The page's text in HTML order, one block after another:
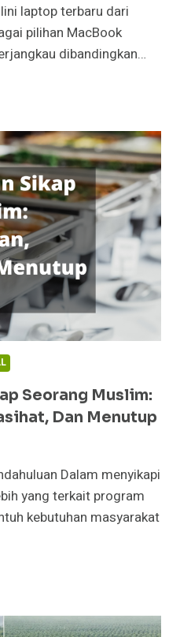
laptop terbaru dari
pilihan MacBook
dibandingkan…
Seorang Muslim:
Dan Menutup
Dalam menyikapi
yang terkait program
kebutuhan masyarakat